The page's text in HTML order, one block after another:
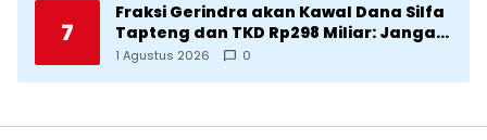
7
Fraksi Gerindra akan Kawal Dana Silfa
Tapteng dan TKD Rp298 Miliar: Jangan
Sampai Pekerjaan Pusat dan Provinsi
1 Agustus 2026 0